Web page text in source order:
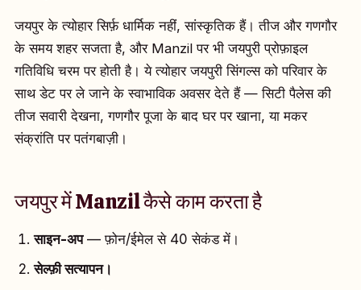
जयपुर के त्योहार सिर्फ़ धार्मिक नहीं, सांस्कृतिक हैं। तीज और गणगौर
के समय शहर सजता है, और Manzil पर भी जयपुरी प्रोफ़ाइल
गतिविधि चरम पर होती है। ये त्योहार जयपुरी सिंगल्स को परिवार के
साथ डेट पर ले जाने के स्वाभाविक अवसर देते हैं — सिटी पैलेस की
तीज सवारी देखना, गणगौर पूजा के बाद घर पर खाना, या मकर
संक्रांति पर पतंगबाज़ी।
जयपुर में Manzil कैसे काम करता है
साइन-अप— फ़ोन/ईमेल से 40 सेकंड में।
सेल्फ़ी सत्यापन।